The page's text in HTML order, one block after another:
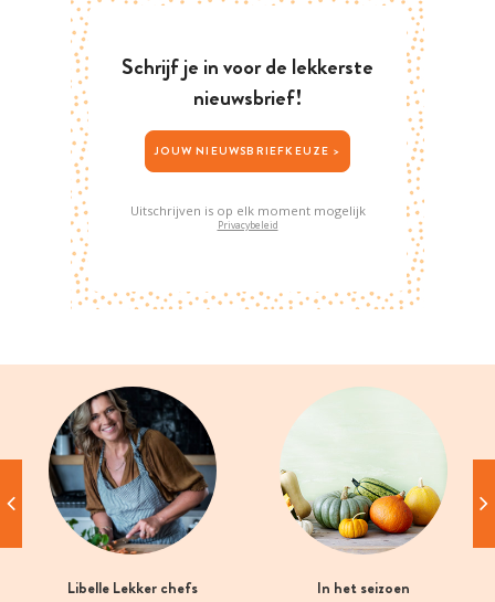
Schrijf je in voor de lekkerste
nieuwsbrief!
JOUW NIEUWSBRIEFKEUZE >
Uitschrijven is op elk moment mogelijk
Privacybeleid
Libelle Lekker chefs In het seizoen